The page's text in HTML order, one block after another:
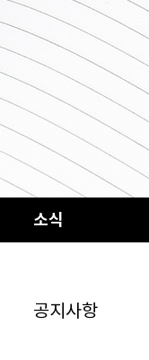
소식
공지사항